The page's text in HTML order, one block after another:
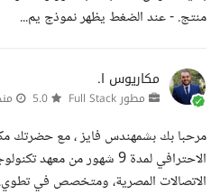
منتج. - عند الضغط يظهر نموذج يم...
مكاريوس ا.
مطور Full Stack
مرحبا بك بشمهندس فايز ، مع حضرتك
الاتصالات المصرية، ومتخصص في